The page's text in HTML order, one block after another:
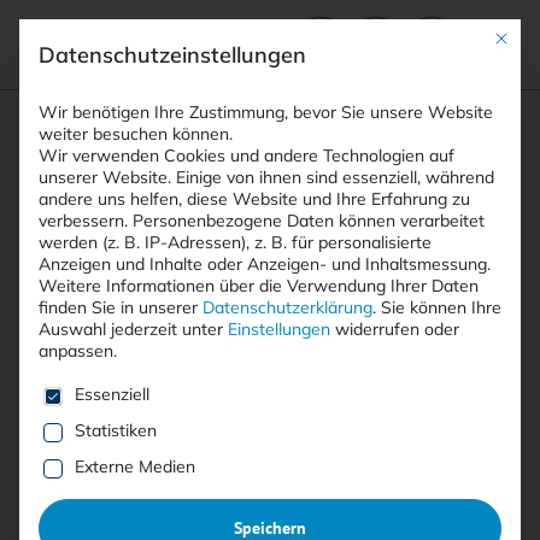
Suchfeld
Suchen
Breadcrumb-Navigation
STARTSEITE KI-BETRUG
Alle Beiträge mit dem
Schlagwort “KI-Betrug”
Mit
Datenschutzeinstellungen
Wir benötigen Ihre Zustimmung, bevor Sie unsere Website
weiter besuchen können.
Wir verwenden Cookies und andere Technologien auf
unserer Website. Einige von ihnen sind essenziell, während
andere uns helfen, diese Website und Ihre Erfahrung zu
verbessern. Personenbezogene Daten können verarbeitet
werden (z. B. IP-Adressen), z. B. für personalisierte
Anzeigen und Inhalte oder Anzeigen- und Inhaltsmessung.
Weitere Informationen über die Verwendung Ihrer Daten
finden Sie in unserer Datenschutzerklärung. Sie können Ihre
Auswahl jederzeit unter Einstellungen widerrufen oder
anpassen.
Es folgt eine Liste der Service-Gruppen, für die eine
Essenziell
Statistiken
Externe Medien
Speichern